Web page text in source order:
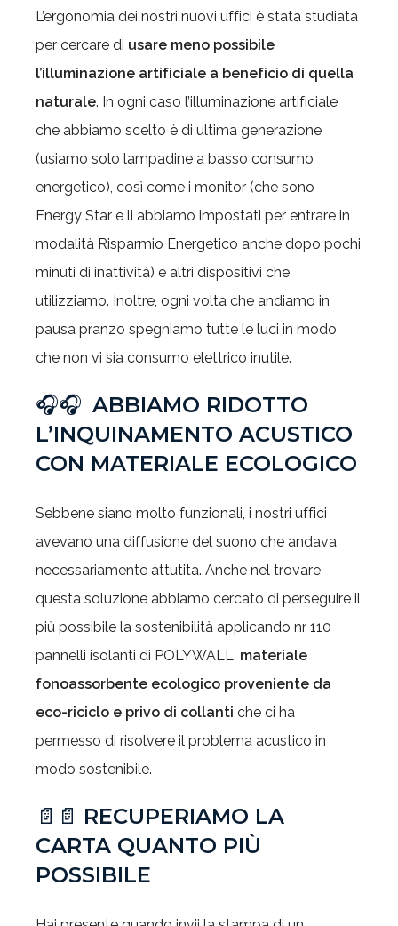
L’ergonomia dei nostri nuovi uffici è stata studiata
per cercare di usare meno possibile
l’illuminazione artificiale a beneficio di quella
naturale. In ogni caso l’illuminazione artificiale
che abbiamo scelto è di ultima generazione
(usiamo solo lampadine a basso consumo
energetico), così come i monitor (che sono
Energy Star e li abbiamo impostati per entrare in
modalità Risparmio Energetico anche dopo pochi
minuti di inattività) e altri dispositivi che
utilizziamo. Inoltre, ogni volta che andiamo in
pausa pranzo spegniamo tutte le luci in modo
che non vi sia consumo elettrico inutile.
🎧🎧 ABBIAMO RIDOTTO
L’INQUINAMENTO ACUSTICO
CON MATERIALE ECOLOGICO
Sebbene siano molto funzionali, i nostri uffici
avevano una diffusione del suono che andava
necessariamente attutita. Anche nel trovare
questa soluzione abbiamo cercato di perseguire il
più possibile la sostenibilità applicando nr 110
pannelli isolanti di POLYWALL, materiale
fonoassorbente ecologico proveniente da
eco-riciclo e privo di collanti che ci ha
permesso di risolvere il problema acustico in
modo sostenibile.
📄📄 RECUPERIAMO LA
CARTA QUANTO PIÙ
POSSIBILE